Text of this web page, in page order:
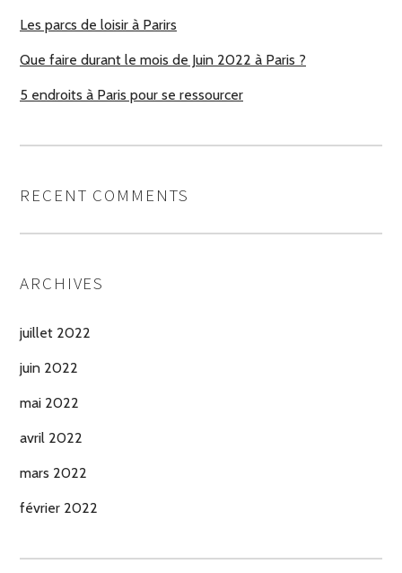
Les parcs de loisir à Parirs
Que faire durant le mois de Juin 2022 à Paris ?
5 endroits à Paris pour se ressourcer
RECENT COMMENTS
ARCHIVES
juillet 2022
juin 2022
mai 2022
avril 2022
mars 2022
février 2022